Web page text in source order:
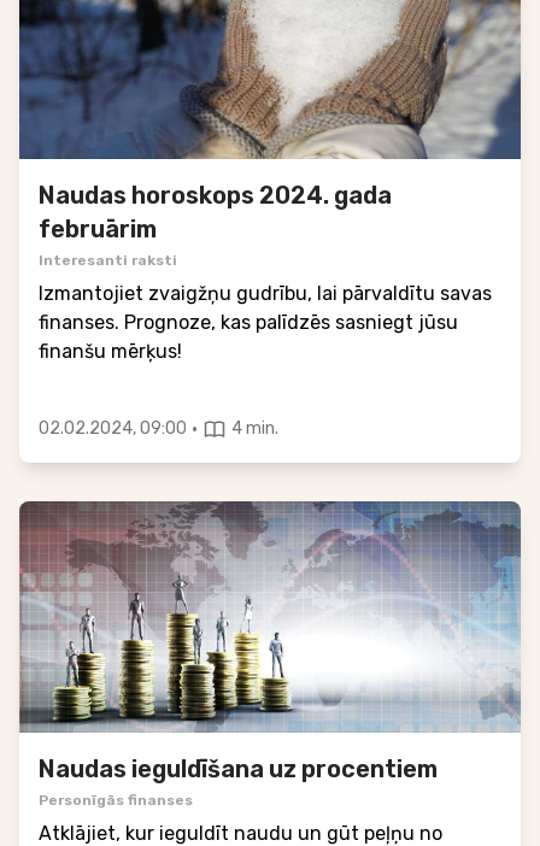
Naudas horoskops 2024. gada
februārim
Interesanti raksti
Izmantojiet zvaigžņu gudrību, lai pārvaldītu savas
finanses. Prognoze, kas palīdzēs sasniegt jūsu
finanšu mērķus!
02.02.2024, 09:00 · 4 min.
Naudas ieguldīšana uz procentiem
Personīgās finanses
Atklājiet, kur ieguldīt naudu un gūt peļņu no